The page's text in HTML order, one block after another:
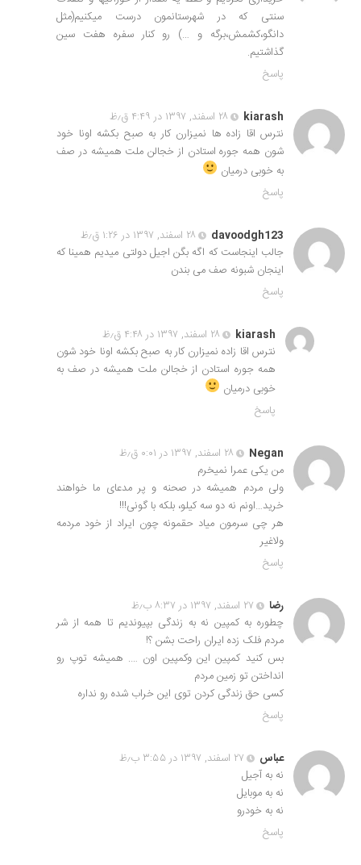
سنتی که در شهرستانمون درست میکنیم(مثل
دانگو،کشمش،برگه و …) رو کنار سفره هفت سین
گذاشتیم.
پاسخ
kiarash
۲۸ اسفند, ۱۳۹۷ در ۴:۴۹ ق٫ظ
نترس اقا زاده ها نمیزارن کار به صبح بکشه اونا خود
شون همه جوره استادن از خجالن ملت همیشه در صف
به خوبی درمیان
پاسخ
davoodgh123
۲۸ اسفند, ۱۳۹۷ در ۱:۲۶ ق٫ظ
جالب اینجاست که اگه بگن اجیل دولتی میدیم همینا که
اینجان شبونه صف می بندن
پاسخ
kiarash
۲۸ اسفند, ۱۳۹۷ در ۴:۴۸ ق٫ظ
نترس اقا زاده نمیزارن کار به صبح بکشه اونا خود شون
همه جوره استادن از خجالن ملت همیشه در صف به
خوبی درمیان
پاسخ
Negan
۲۸ اسفند, ۱۳۹۷ در ۰:۰۱ ق٫ظ
من یکی عمرا نمیخرم
ولی مردم همیشه در صحنه و پر مدعای ما خواهند
خرید…اونم نه دو سه کیلو، بلکه با گونی!!!
هر چی سرمون میاد حقمونه چون ایراد از خود مردمه
ولاغیر
پاسخ
رضا
۲۷ اسفند, ۱۳۹۷ در ۸:۳۷ ب٫ظ
چطوره به کمپین نه به زندگی بپیوندیم تا همه از شر
مردم فلک زده ایران راحت بشن ؟!
بس کنید کمپین این وکمپین اون …. همیشه توپ رو
انداختن تو زمین مردم
کسی حق زندگی کردن توی این خراب شده رو نداره
پاسخ
عباس
۲۷ اسفند, ۱۳۹۷ در ۳:۵۵ ب٫ظ
نه به آجیل
نه به موبایل
نه به خودرو
پاسخ